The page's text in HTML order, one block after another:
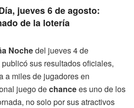
jueves 6 de agosto:
de la lotería
Nochedel jueves 4 de
sus resultados oficiales,
a miles de jugadores en
juego dechancees uno de los
no solo por sus atractivos